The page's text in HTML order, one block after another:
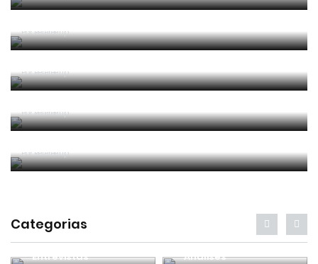
Vídeo: árbitro assistente ensina Calafiori a... fazer
Por RefereeTip
Sérgio Soares na final da Superfinal Europeia de
Por RefereeTip
Por RefereeTip
Filipa Prata nomeada para o Mundial de futsal
Por RefereeTip
Categorias
Entrevistas Análises